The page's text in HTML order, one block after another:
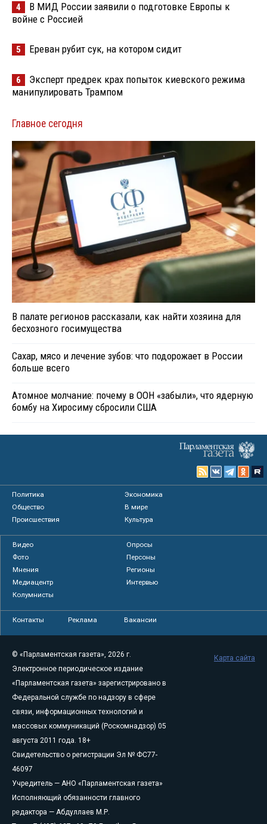
4
В МИД России заявили о подготовке Европы к
войне с Россией
5 Ереван рубит сук, на котором сидит
6
Эксперт предрек крах попыток киевского режима
манипулировать Трампом
Главное сегодня
В палате регионов рассказали, как найти хозяина для
бесхозного госимущества
Сахар, мясо и лечение зубов: что подорожает в России
больше всего
Атомное молчание: почему в ООН «забыли», что ядерную
бомбу на Хиросиму сбросили США
Политика
Экономика
Общество
В мире
Происшествия
Культура
Видео
Опросы
Фото
Персоны
Мнения
Регионы
Медиацентр
Интервью
Колумнисты
Контакты Реклама Вакансии
© «Парламентская газета», 2026 г.
Электронное периодическое издание
«Парламентская газета» зарегистрировано в
Федеральной службе по надзору в сфере
связи, информационных технологий и
массовых коммуникаций (Роскомнадзор) 05
августа 2011 года. 18+
Свидетельство о регистрации Эл № ФС77-
46097
Учредитель — АНО «Парламентская газета»
Исполняющий обязанности главного
редактора — Абдуллаев М.Р.
Карта сайта